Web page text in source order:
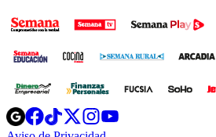
Opens
in
Opens
in
Opens
in
Opens